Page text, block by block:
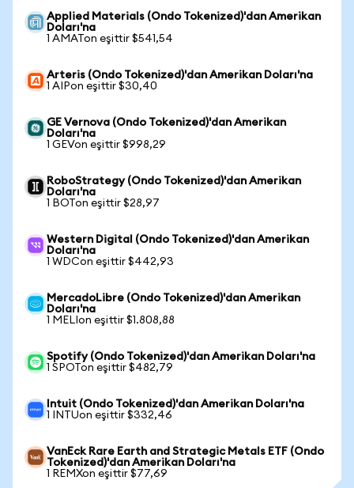
Applied Materials (Ondo Tokenized)'dan Amerikan
Doları'na
1 AMATon eşittir $541,54
Arteris (Ondo Tokenized)'dan Amerikan Doları'na
1 AIPon eşittir $30,40
GE Vernova (Ondo Tokenized)'dan Amerikan
Doları'na
1 GEVon eşittir $998,29
RoboStrategy (Ondo Tokenized)'dan Amerikan
Doları'na
1 BOTon eşittir $28,97
Western Digital (Ondo Tokenized)'dan Amerikan
Doları'na
1 WDCon eşittir $442,93
MercadoLibre (Ondo Tokenized)'dan Amerikan
Doları'na
1 MELIon eşittir $1.808,88
Spotify (Ondo Tokenized)'dan Amerikan Doları'na
1 SPOTon eşittir $482,79
Intuit (Ondo Tokenized)'dan Amerikan Doları'na
1 INTUon eşittir $332,46
VanEck Rare Earth and Strategic Metals ETF (Ondo
Tokenized)'dan Amerikan Doları'na
1 REMXon eşittir $77,69